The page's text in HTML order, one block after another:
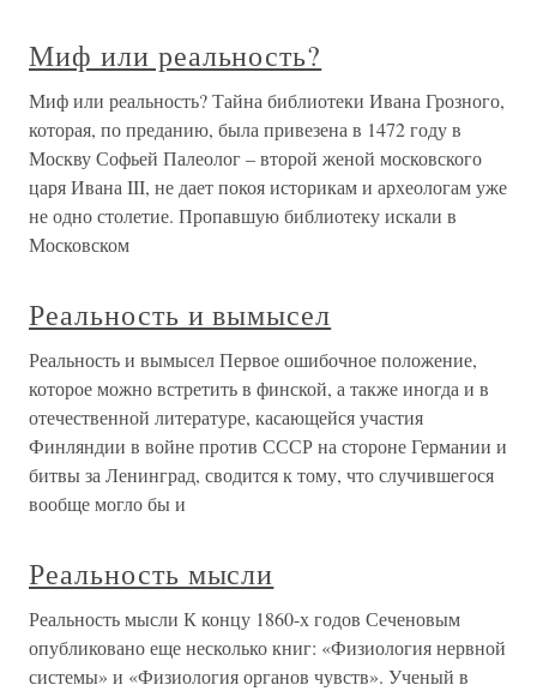
Миф или реальность?
Миф или реальность? Тайна библиотеки Ивана Грозного,
которая, по преданию, была привезена в 1472 году в
Москву Софьей Палеолог – второй женой московского
царя Ивана III, не дает покоя историкам и археологам уже
не одно столетие. Пропавшую библиотеку искали в
Московском
Реальность и вымысел
Реальность и вымысел Первое ошибочное положение,
которое можно встретить в финской, а также иногда и в
отечественной литературе, касающейся участия
Финляндии в войне против СССР на стороне Германии и
битвы за Ленинград, сводится к тому, что случившегося
вообще могло бы и
Реальность мысли
Реальность мысли К концу 1860-х годов Сеченовым
опубликовано еще несколько книг: «Физиология нервной
системы» и «Физиология органов чувств». Ученый в